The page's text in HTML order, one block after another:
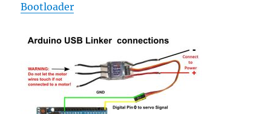
Bootloader